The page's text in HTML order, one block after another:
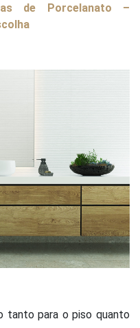
de Porcelanato –
tanto para o piso quanto